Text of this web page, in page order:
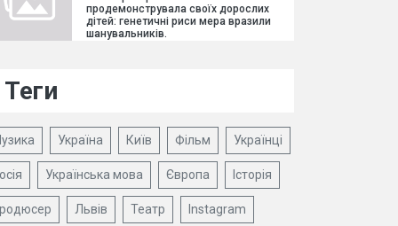
продемонструвала своїх дорослих
дітей: генетичні риси мера вразили
шанувальників.
Теги
Україна Київ Фільм Українці
Українська мова Європа Історія
Львів Театр Instagram